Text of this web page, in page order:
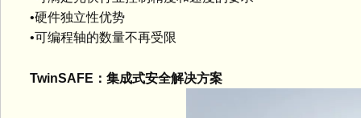
•硬件独立性优势
•可编程轴的数量不再受限
TwinSAFE：集成式安全解决方案